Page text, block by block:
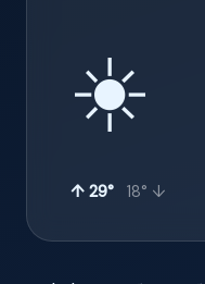
☀️
↑ 29° 18° ↓